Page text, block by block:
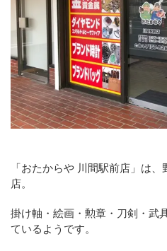
「おたからや 川間駅前店」は
店。
掛け軸・絵画・勲章・刀剣・武
ているようです。